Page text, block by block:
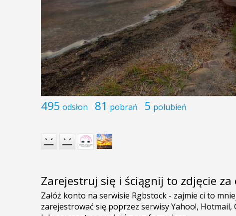
495 odsłon 81 pobrań 5 polubień
Zarejestruj się i ściągnij to zdjęcie za